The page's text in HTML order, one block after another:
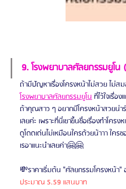
9. โรงพยาบาลศัลยกรรมยูโน
ถ้ามีปัญหาเรื่องโครงหน้าไม่สวย ไม่ส
โรงพยาบาลศัลยกรรมยูโน ที่ไว้ใจเรื่อ
ถ้าคุณสาว ๆ อยากมีโครงหน้าสวยน่
เลยค่ะ เพราะที่นี่เขาขึ้นชื่อเรื่องทำโค
ดูโดดเด่นไม่เหมือนใครด้วยน้าาา ใคร
เรอาแนะนำเลยค่า🤗🤗
💸ราคาเริ่มต้น "ศัลยกรรมโครงหน้า
ประมาณ 5.59 แสนบาท